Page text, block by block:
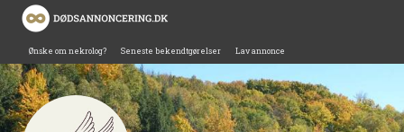
Ønske om nekrolog? Seneste bekendtgørelser Lav annonce